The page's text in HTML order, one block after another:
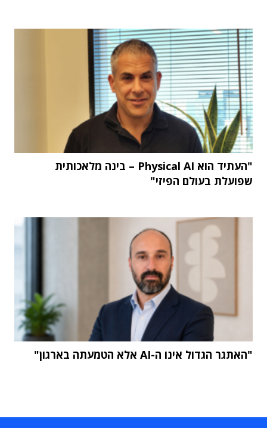
"העתיד הוא Physical AI – בינה מלאכותית
שפועלת בעולם הפיזי"
"האתגר הגדול אינו ה-AI אלא הטמעתה בארגון"